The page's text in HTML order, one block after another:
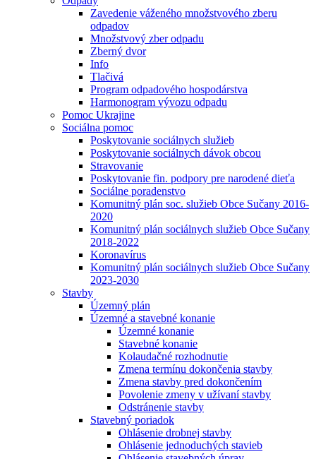
Zavedenie váženého množstvového zberu
odpadov
Množstvový zber odpadu
Zberný dvor
Info
Tlačivá
Program odpadového hospodárstva
Harmonogram vývozu odpadu
Pomoc Ukrajine
Sociálna pomoc
Poskytovanie sociálnych služieb
Poskytovanie sociálnych dávok obcou
Stravovanie
Poskytovanie fin. podpory pre narodené dieťa
Sociálne poradenstvo
Komunitný plán soc. služieb Obce Sučany 2016-
2020
Komunitný plán sociálnych služieb Obce Sučany
2018-2022
Koronavírus
Komunitný plán sociálnych služieb Obce Sučany
2023-2030
Stavby
Územný plán
Územné a stavebné konanie
Územné konanie
Stavebné konanie
Kolaudačné rozhodnutie
Zmena termínu dokončenia stavby
Zmena stavby pred dokončením
Povolenie zmeny v užívaní stavby
Odstránenie stavby
Stavebný poriadok
Ohlásenie drobnej stavby
Ohlásenie jednoduchých stavieb